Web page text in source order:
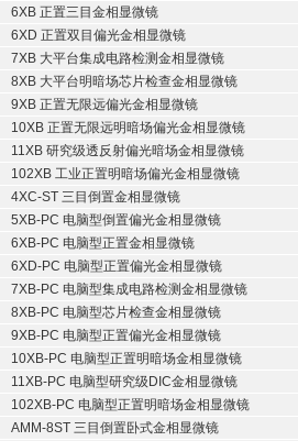
6XB 正置三目金相显微镜
6XD 正置双目偏光金相显微镜
7XB 大平台集成电路检测金相显微镜
8XB 大平台明暗场芯片检查金相显微镜
9XB 正置无限远偏光金相显微镜
10XB 正置无限远明暗场偏光金相显微镜
11XB 研究级透反射偏光暗场金相显微镜
102XB 工业正置明暗场偏光金相显微镜
4XC-ST 三目倒置金相显微镜
5XB-PC 电脑型倒置偏光金相显微镜
6XB-PC 电脑型正置金相显微镜
6XD-PC 电脑型正置偏光金相显微镜
7XB-PC 电脑型集成电路检测金相显微镜
8XB-PC 电脑型芯片检查金相显微镜
9XB-PC 电脑型正置偏光金相显微镜
10XB-PC 电脑型正置明暗场金相显微镜
11XB-PC 电脑型研究级DIC金相显微镜
102XB-PC 电脑型正置明暗场金相显微镜
AMM-8ST 三目倒置卧式金相显微镜